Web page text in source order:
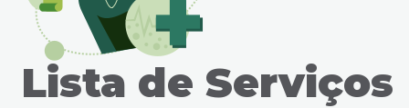
Lista de Serviços